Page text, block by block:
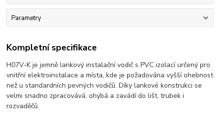
Parametry
Kompletní specifikace
H07V-K je jemně lankový instalační vodič s PVC izolací určený pro
vnitřní elektroinstalace a místa, kde je požadována vyšší ohebnost
než u standardních pevných vodičů. Díky lankové konstrukci se
velmi snadno zpracovává, ohýbá a zavádí do lišt, trubek i
rozvaděčů.